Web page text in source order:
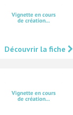
Découvrir la fiche